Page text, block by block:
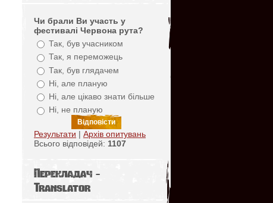
Чи брали Ви участь у
фестивалі Червона рута?
Так, був учасником
Так, я переможець
Так, був глядачем
Ні, але планую
Ні, але цікаво знати більше
Ні, не планую
Результати | Архів опитувань
Всього відповідей: 1107
Перекладач -
Translator